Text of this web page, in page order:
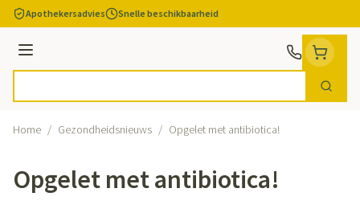
Ga naar de inhoud
Apothekersadvies Snelle beschikbaarheid
Menu
Zoek
Home / Gezondheidsnieuws / Opgelet met antibiotica!
Opgelet met antibiotica!